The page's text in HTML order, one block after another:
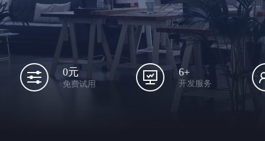
0元
免费试用
6+
开发服务